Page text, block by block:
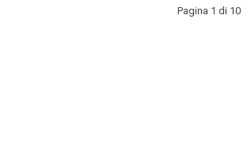
Pagina 1 di 10